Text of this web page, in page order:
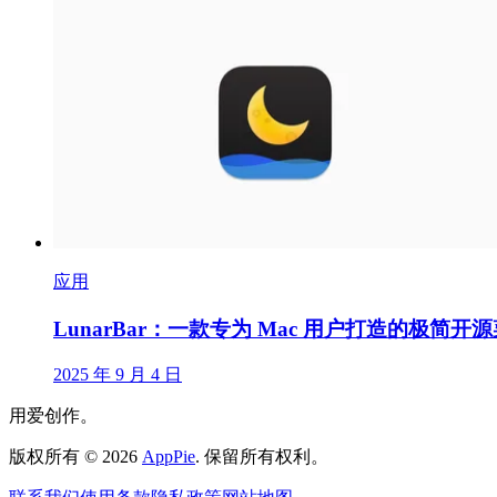
应用
LunarBar：一款专为 Mac 用户打造的极简开
2025 年 9 月 4 日
用爱创作。
版权所有 © 2026 AppPie. 保留所有权利。